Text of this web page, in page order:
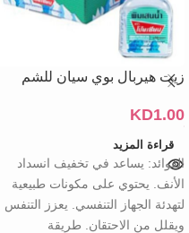
زيت هيربال بوي سيان للشم
KD1.00
قراءة المزيد
الفوائد: يساعد في تخفيف انسداد
الأنف. يحتوي على مكونات طبيعية
لتهدئة الجهاز التنفسي. يعزز التنفس
ويقلل من الاحتقان. طريقة